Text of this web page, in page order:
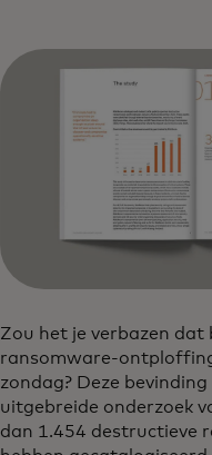
Zou het je verbazen dat
ransomware-
zondag? Deze
uitgebreide onderzoek
dan 1.454 destructieve